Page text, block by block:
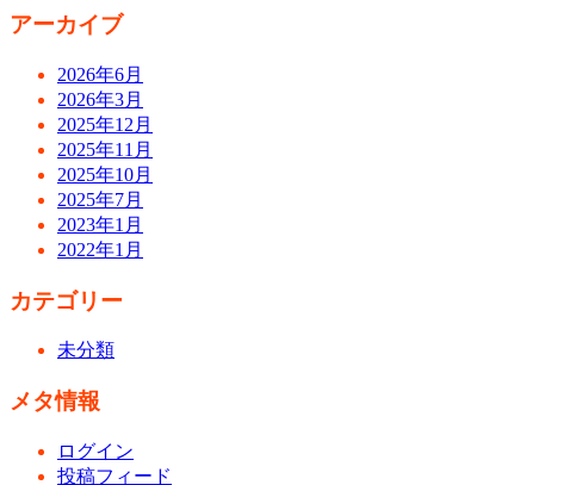
アーカイブ
2026年6月
2026年3月
2025年12月
2025年11月
2025年10月
2025年7月
2023年1月
2022年1月
カテゴリー
未分類
メタ情報
ログイン
投稿フィード